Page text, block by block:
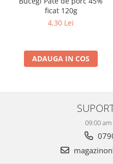
ficat 120g
4,30 Lei
ADAUGA IN COS
09:00